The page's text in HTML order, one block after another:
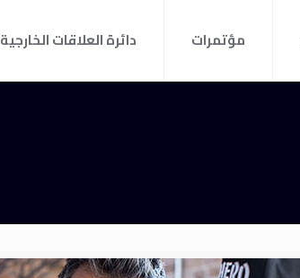
مؤتمرات دائرة العلاقات الخارجية